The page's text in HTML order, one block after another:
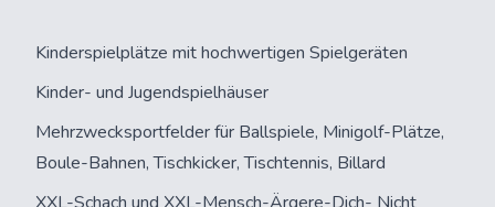
Kinderspielplätze mit hochwertigen Spielgeräten
Kinder- und Jugendspielhäuser
Mehrzwecksportfelder für Ballspiele, Minigolf-Plätze,
Boule-Bahnen, Tischkicker, Tischtennis, Billard